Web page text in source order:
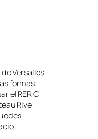
Versalles
formas
el RER C
Rive